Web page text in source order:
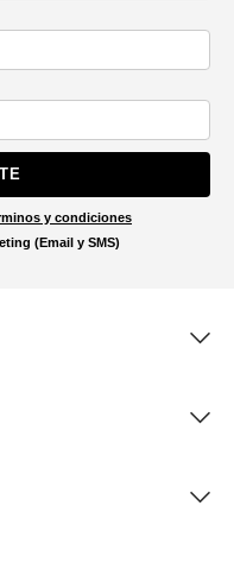
y condiciones
(Email y SMS)